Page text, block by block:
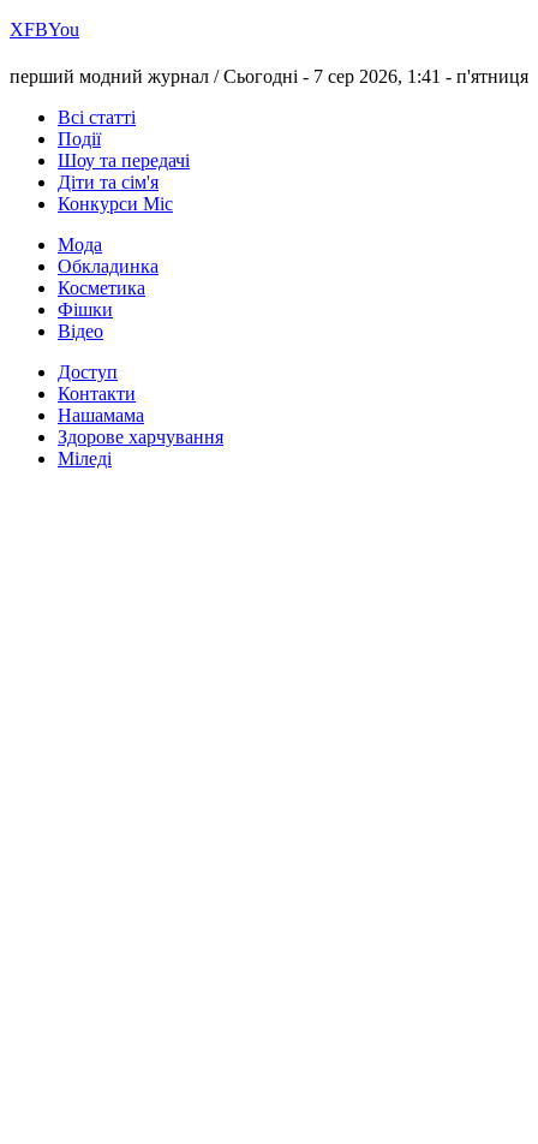
ХFBYou
перший модний журнал /Сьогодні - 7 сер 2026, 1:41 - п'ятниця
Всі статті
Події
Шоу та передачі
Діти та сім'я
Конкурси Міс
Мода
Обкладинка
Косметика
Фішки
Відео
Доступ
Контакти
Нашамама
Здорове харчування
Міледі